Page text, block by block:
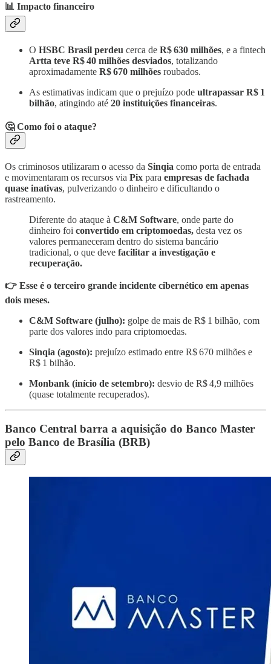
📊 Impacto financeiro
O HSBC Brasil perdeu cerca de R$ 630 milhões, e a fintech
Artta teve R$ 40 milhões desviados, totalizando
aproximadamente R$ 670 milhões roubados.
As estimativas indicam que o prejuízo pode ultrapassar R$ 1
bilhão, atingindo até 20 instituições financeiras.
🤔 Como foi o ataque?
Os criminosos utilizaram o acesso da Sinqia como porta de entrada
e movimentaram os recursos via Pix para empresas de fachada
quase inativas, pulverizando o dinheiro e dificultando o
rastreamento.
Diferente do ataque à C&M Software, onde parte do
dinheiro foi convertido em criptomoedas, desta vez os
valores permaneceram dentro do sistema bancário
tradicional, o que deve facilitar a investigação e
recuperação.
👉 Esse é o terceiro grande incidente cibernético em apenas
dois meses.
C&M Software (julho): golpe de mais de R$ 1 bilhão, com
parte dos valores indo para criptomoedas.
Sinqia (agosto): prejuízo estimado entre R$ 670 milhões e
R$ 1 bilhão.
Monbank (início de setembro): desvio de R$ 4,9 milhões
(quase totalmente recuperados).
Banco Central barra a aquisição do Banco Master
pelo Banco de Brasília (BRB)